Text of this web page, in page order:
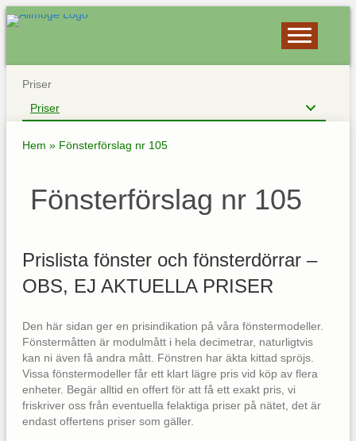
Priser
Priser
Hem » Fönsterförslag nr 105
Fönsterförslag nr 105
Prislista fönster och fönsterdörrar –
OBS, EJ AKTUELLA PRISER
Den här sidan ger en prisindikation på våra fönstermodeller.
Fönstermåtten är modulmått i hela decimetrar, naturligtvis
kan ni även få andra mått. Fönstren har äkta kittad spröjs.
Vissa fönstermodeller får ett klart lägre pris vid köp av flera
enheter. Begär alltid en offert för att få ett exakt pris, vi
friskriver oss från eventuella felaktiga priser på nätet, det är
endast offertens priser som gäller.